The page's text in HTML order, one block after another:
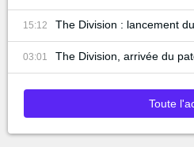
15:12 The Division : lancement
03:01 The Division, arrivée du
Toute